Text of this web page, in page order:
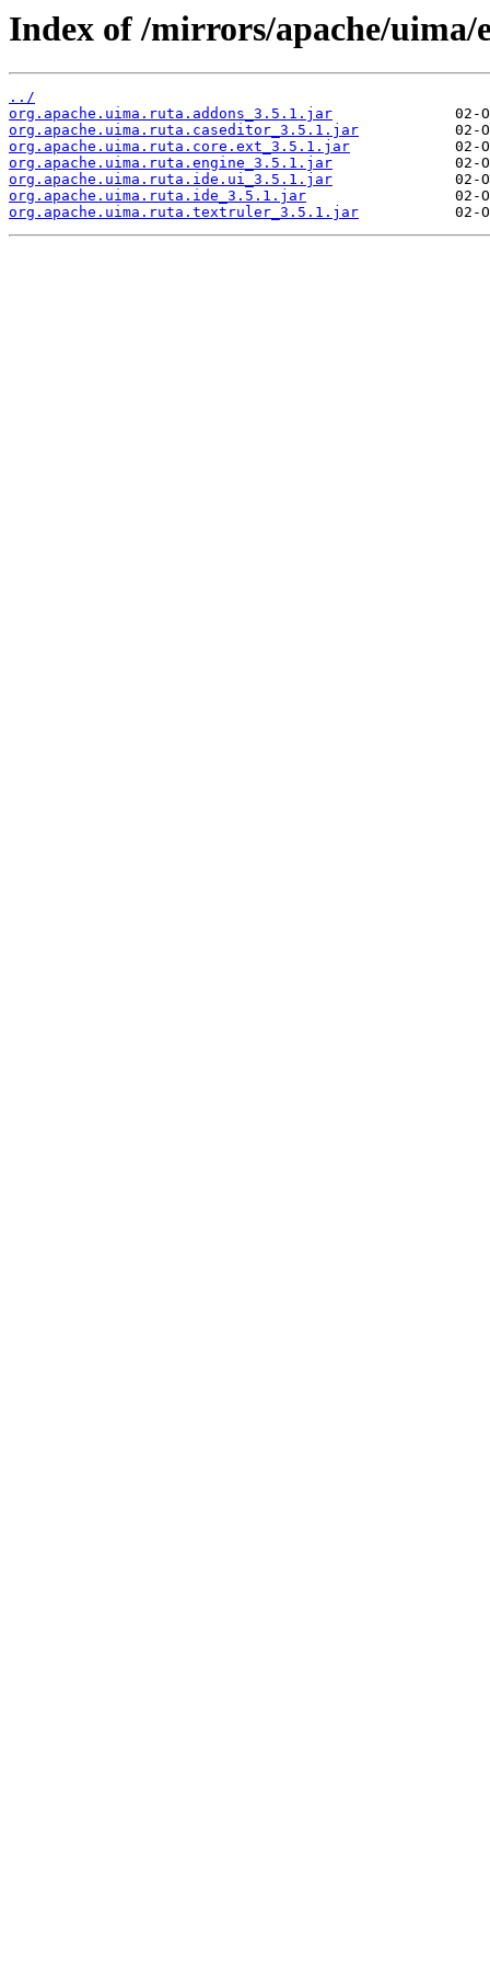
Index of /mirrors/apache/
../
org.apache.uima.ruta.addons_3.5.1.jar
org.apache.uima.ruta.caseditor_3.5.1.jar
org.apache.uima.ruta.core.ext_3.5.1.jar
org.apache.uima.ruta.engine_3.5.1.jar
org.apache.uima.ruta.ide.ui_3.5.1.jar
org.apache.uima.ruta.ide_3.5.1.jar
org.apache.uima.ruta.textruler_3.5.1.jar